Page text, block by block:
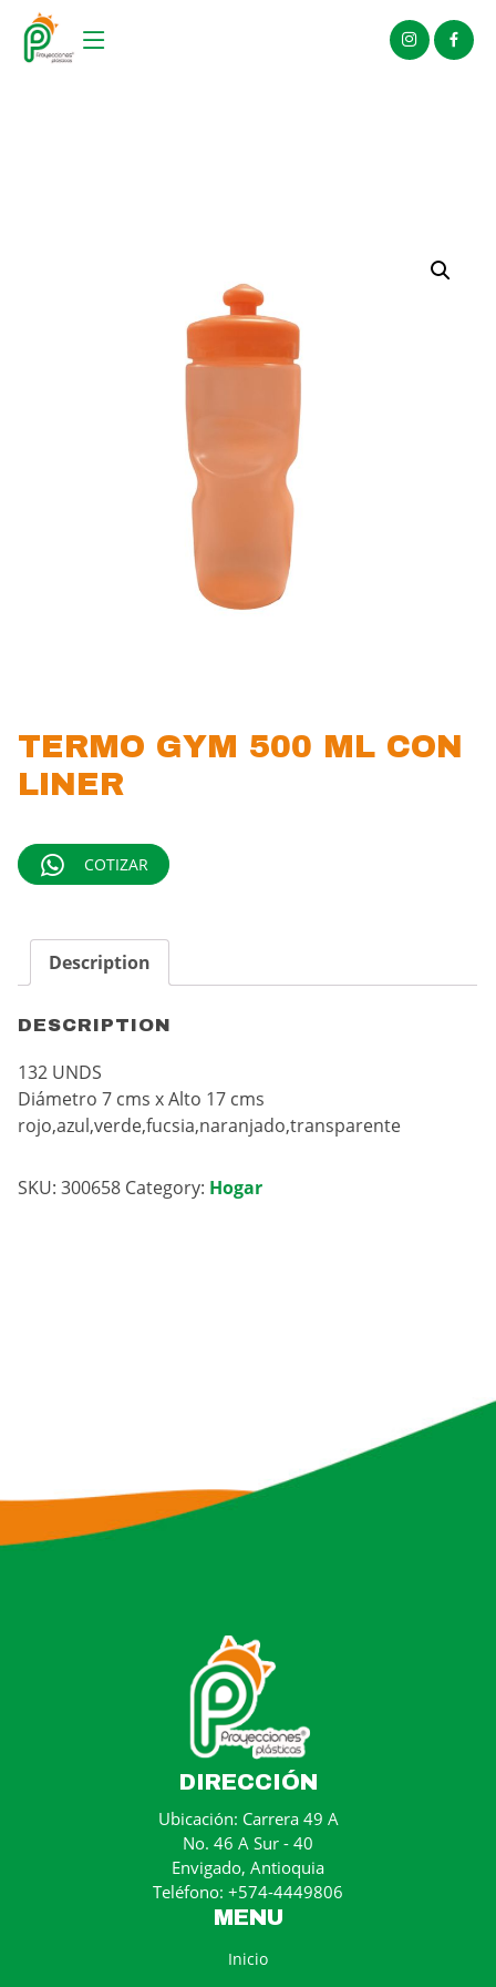
TERMO GYM 500 ML CON
LINER
COTIZAR
Description
DESCRIPTION
132 UNDS
Diámetro 7 cms x Alto 17 cms
rojo,azul,verde,fucsia,naranjado,transparente
SKU:300658 Category: Hogar
DIRECCIÓN
Ubicación: Carrera 49 A
No. 46 A Sur - 40
Envigado, Antioquia
Teléfono: +574-4449806
MENU
Inicio